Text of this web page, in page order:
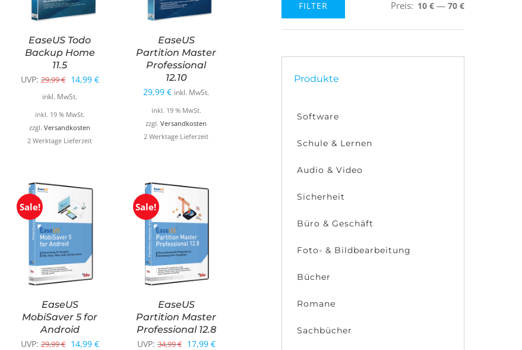
EaseUS Todo
Backup Home
11.5
UVP: 29,99€ Ursprünglicher
Preis
war:
29,99 €
14,99 €Aktueller
inkl. MwSt.
inkl. 19 % MwSt.
zzgl.Versandkosten
2 Werktage Lieferzeit
EaseUS
Partition Master
Professional
12.10
29,99€ inkl. MwSt.
inkl. 19 % MwSt.
zzgl.Versandkosten
2 Werktage Lieferzeit
Sale!
EaseUS
MobiSaver 5 for
Android
UVP: 29,99€ Ursprünglicher
14,99 €Aktueller
Sale!
EaseUS
Partition Master
Professional 12.8
UVP: 34,99€ Ursprünglicher
17,99 €Aktueller
Preis
Preis
FILTER Preis: 10 € — 70 €
Produkte
Software
Schule & Lernen
Audio & Video
Sicherheit
Büro & Geschäft
Foto- & Bildbearbeitung
Bücher
Romane
Sachbücher